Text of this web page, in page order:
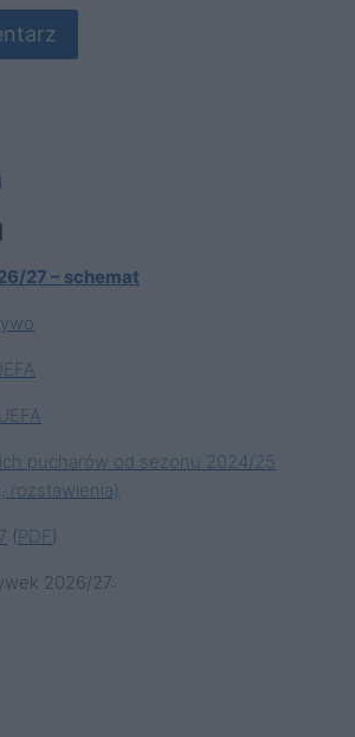
27 – schemat
pucharów od sezonu 2024/25
rozstawienia)
(PDF)
2026/27: